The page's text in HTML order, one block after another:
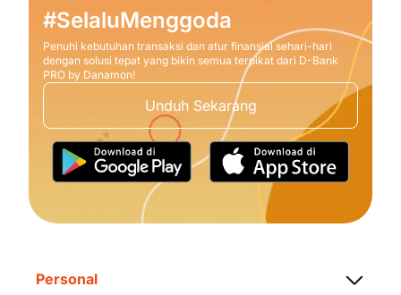
#SelaluMenggoda
Penuhi kebutuhan transaksi dan atur finansial sehari-hari
dengan solusi tepat yang bikin semua terpikat dari D-Bank
PRO by Danamon!
Unduh Sekarang
Personal